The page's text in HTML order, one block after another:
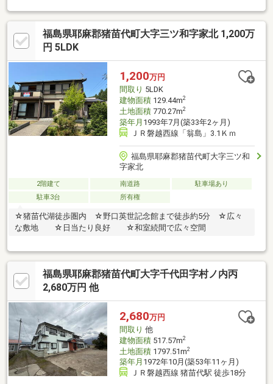
集積所■温泉引込済■暖炉■２ＬＤＫ■床暖房（ＬD）■カーポート■
内覧ご希望の際には、事前にご連絡をお願い致します。ベテラン
スタッフがご案内致します！
福島県耶麻郡猪苗代町大字三ツ和字家北 1,200万
円 5LDK
1,200万円
間取り 5LDK
建物面積129.44m2
土地面積770.27m2
築年月 1993年7月(築33年2ヶ月)
ＪＲ磐越西線「翁島」3.1Ｋｍ
福島県耶麻郡猪苗代町大字三ツ和
字家北
2階建て 南道路
駐車場あり
駐車3台
所有権
☆猪苗代湖徒歩圏内 ☆野口英世記念館まで徒歩約5分 ☆広々
な敷地 ☆日当たり良好 ☆和室続間で広々空間
福島県耶麻郡猪苗代町大字千代田字村ノ内丙
2,680万円 他
2,680万円
間取り 他
建物面積517.57m2
土地面積1797.51m2
築年月 1972年10月(築53年11ヶ月)
ＪＲ磐越西線 猪苗代駅 徒歩18分